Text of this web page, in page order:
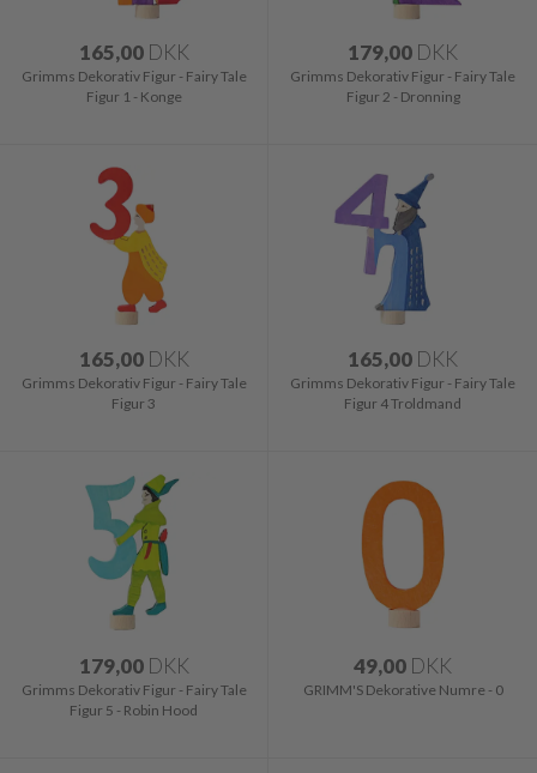
165,00 DKK
Grimms Dekorativ Figur - Fairy Tale
Figur 1 - Konge
179,00 DKK
Grimms Dekorativ Figur - Fairy Tale
Figur 2 - Dronning
165,00 DKK
Grimms Dekorativ Figur - Fairy Tale
Figur 3
165,00 DKK
Grimms Dekorativ Figur - Fairy Tale
Figur 4 Troldmand
179,00 DKK
Grimms Dekorativ Figur - Fairy Tale
Figur 5 - Robin Hood
49,00 DKK
GRIMM'S Dekorative Numre - 0